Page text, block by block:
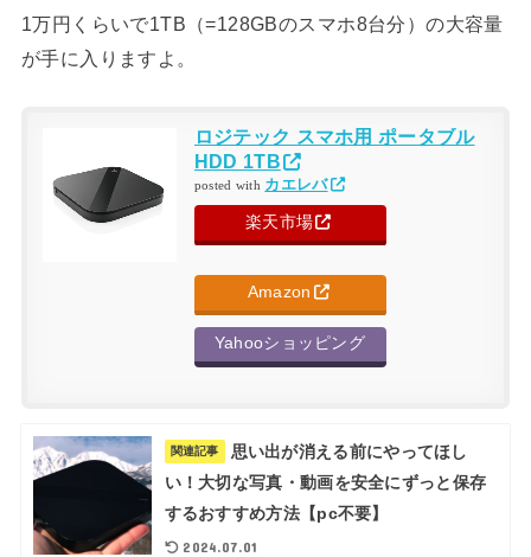
1万円くらいで1TB（=128GBのスマホ8台分）の大容量
が手に入りますよ。
ロジテック スマホ用 ポータブル
HDD 1TB
posted with カエレバ
楽天市場
Amazon
Yahooショッピング
関連記事
思い出が消える前にやってほし
い！大切な写真・動画を安全にずっと保存
するおすすめ方法【pc不要】
2024.07.01